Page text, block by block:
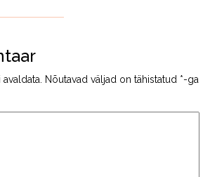
Nõutavad väljad on tähistatud *-ga